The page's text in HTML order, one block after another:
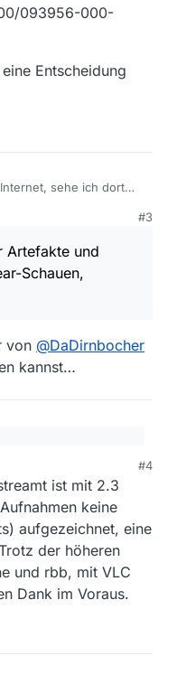
093956-000-
Entscheidung
sehe ich dort
linear-Schauen,
#3
Artefakte und
Schauen,
von @DaDirnbocher
kannst…
mit deutlich
DaDirnbocherbzw. MV
#4
ist mit 2.3
keine
aufgezeichnet, eine
der höheren
und rbb, mit VLC
Dank im Voraus.